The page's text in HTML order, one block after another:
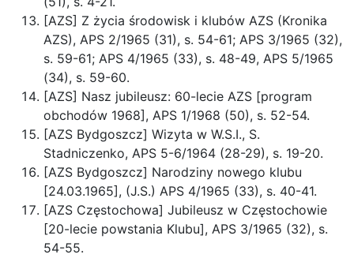
[AZS] Z życia środowisk i klubów AZS (Kronika
AZS), APS 2/1965 (31), s. 54-61; APS 3/1965 (32),
s. 59-61; APS 4/1965 (33), s. 48-49, APS 5/1965
(34), s. 59-60.
[AZS] Nasz jubileusz: 60-lecie AZS [program
obchodów 1968], APS 1/1968 (50), s. 52-54.
[AZS Bydgoszcz] Wizyta w W.S.I., S.
Stadniczenko, APS 5-6/1964 (28-29), s. 19-20.
[AZS Bydgoszcz] Narodziny nowego klubu
[24.03.1965], (J.S.) APS 4/1965 (33), s. 40-41.
[AZS Częstochowa] Jubileusz w Częstochowie
[20-lecie powstania Klubu], APS 3/1965 (32), s.
54-55.